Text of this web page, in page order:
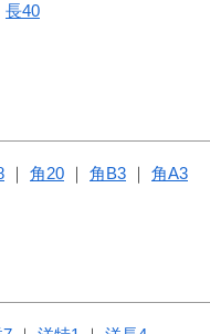
長40
角20 角B3
角A3